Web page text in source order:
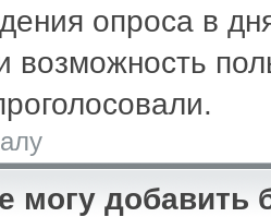
опроса в
возможность
могу добавить